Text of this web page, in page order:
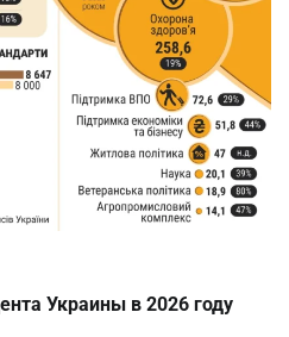
Украины в 2026 году